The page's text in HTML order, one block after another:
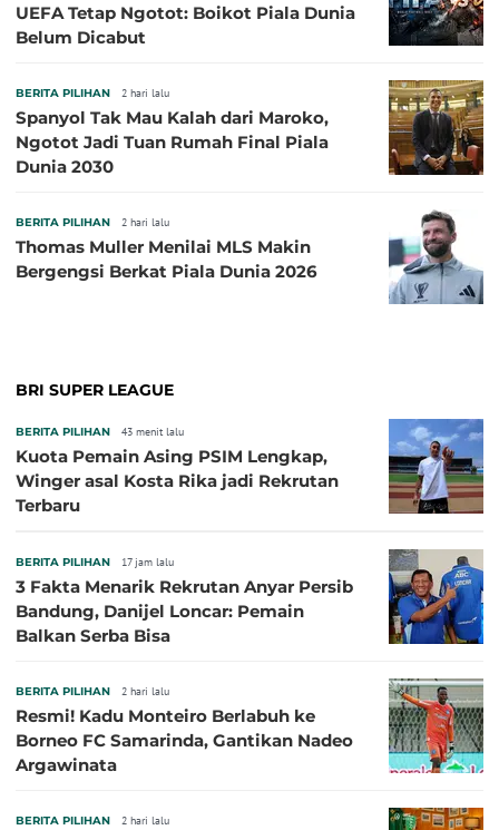
UEFA Tetap Ngotot: Boikot Piala Dunia
Belum Dicabut
BERITA PILIHAN 2 hari lalu
Spanyol Tak Mau Kalah dari Maroko,
Ngotot Jadi Tuan Rumah Final Piala
Dunia 2030
BERITA PILIHAN 2 hari lalu
Thomas Muller Menilai MLS Makin
Bergengsi Berkat Piala Dunia 2026
BRI SUPER LEAGUE
BERITA PILIHAN 43 menit lalu
Kuota Pemain Asing PSIM Lengkap,
Winger asal Kosta Rika jadi Rekrutan
Terbaru
BERITA PILIHAN 17 jam lalu
3 Fakta Menarik Rekrutan Anyar Persib
Bandung, Danijel Loncar: Pemain
Balkan Serba Bisa
BERITA PILIHAN 2 hari lalu
Resmi! Kadu Monteiro Berlabuh ke
Borneo FC Samarinda, Gantikan Nadeo
Argawinata
BERITA PILIHAN 2 hari lalu